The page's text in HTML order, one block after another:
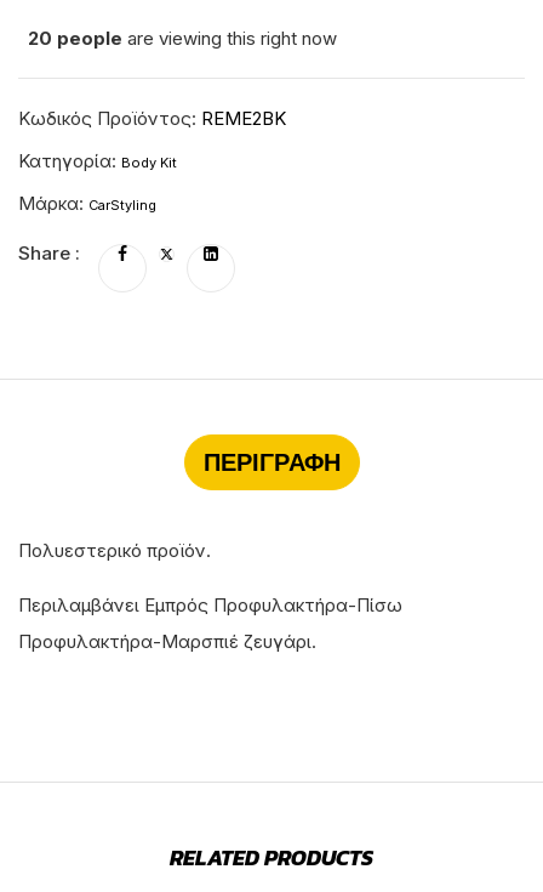
20 people are viewing this right now
Κωδικός Προϊόντος: REME2BK
Κατηγορία: Body Kit
Μάρκα: CarStyling
Share :
ΠΕΡΙΓΡΑΦΉ
Πολυεστερικό προϊόν.
Περιλαμβάνει Εμπρός Προφυλακτήρα-Πίσω
Προφυλακτήρα-Μαρσπιέ ζευγάρι.
RELATED PRODUCTS